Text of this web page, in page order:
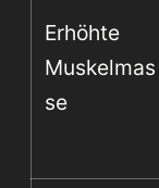
Erhöhte
Muskelmas
se